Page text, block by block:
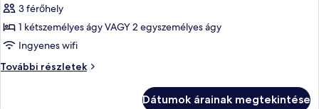
megtekintése:
Szoba
két
külön
ággyal,
3 férőhely
1 kétszemélyes ágy VAGY 2 egyszemélyes ágy
Ingyenes wifi
További részletek
Szoba
Dátumok árainak megtekintése